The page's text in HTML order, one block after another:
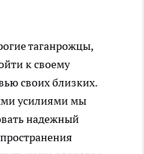
таганрожцы,
к своему
своих близких.
усилиями мы
надежный